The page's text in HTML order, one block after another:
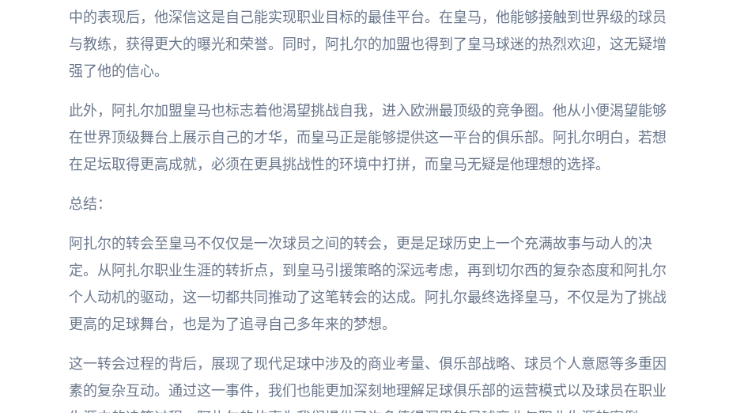
中的表现后，他深信这是自己能实现职业目标的最佳平台。在皇马，他能够接触到世界级的球员
与教练，获得更大的曝光和荣誉。同时，阿扎尔的加盟也得到了皇马球迷的热烈欢迎，这无疑增
强了他的信心。
此外，阿扎尔加盟皇马也标志着他渴望挑战自我，进入欧洲最顶级的竞争圈。他从小便渴望能够
在世界顶级舞台上展示自己的才华，而皇马正是能够提供这一平台的俱乐部。阿扎尔明白，若想
在足坛取得更高成就，必须在更具挑战性的环境中打拼，而皇马无疑是他理想的选择。
总结：
阿扎尔的转会至皇马不仅仅是一次球员之间的转会，更是足球历史上一个充满故事与动人的决
定。从阿扎尔职业生涯的转折点，到皇马引援策略的深远考虑，再到切尔西的复杂态度和阿扎尔
个人动机的驱动，这一切都共同推动了这笔转会的达成。阿扎尔最终选择皇马，不仅是为了挑战
更高的足球舞台，也是为了追寻自己多年来的梦想。
这一转会过程的背后，展现了现代足球中涉及的商业考量、俱乐部战略、球员个人意愿等多重因
素的复杂互动。通过这一事件，我们也能更加深刻地理解足球俱乐部的运营模式以及球员在职业